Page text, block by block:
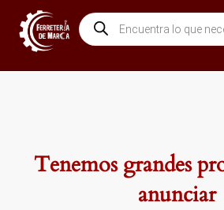
contenido
Búsqueda
de
productos
Tenemos grandes
anunciar